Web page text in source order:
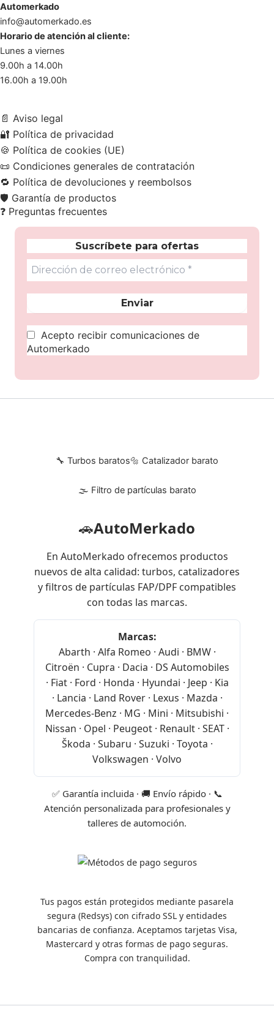
Automerkado
info@automerkado.es
Horario de atención al cliente:
Lunes a viernes
9.00h a 14.00h
16.00h a 19.00h
📄 Aviso legal
🔐 Política de privacidad
🍪 Política de cookies (UE)
📜 Condiciones generales de contratación
🔁 Política de devoluciones y reembolsos
🛡️ Garantía de productos
❓ Preguntas frecuentes
Suscríbete para ofertas
Acepto recibir comunicaciones de
Automerkado
🔧 Turbos baratos🔩 Catalizador barato
🌫 Filtro de partículas barato
🚗AutoMerkado
En AutoMerkado ofrecemos productos
nuevos de alta calidad: turbos, catalizadores
y filtros de partículas FAP/DPF compatibles
con todas las marcas.
Marcas:
Abarth · Alfa Romeo · Audi · BMW ·
Citroën · Cupra · Dacia · DS Automobiles
· Fiat · Ford · Honda · Hyundai · Jeep · Kia
· Lancia · Land Rover · Lexus · Mazda ·
Mercedes-Benz · MG · Mini · Mitsubishi ·
Nissan · Opel · Peugeot · Renault · SEAT ·
Škoda · Subaru · Suzuki · Toyota ·
Volkswagen · Volvo
✅ Garantía incluida · 🚚 Envío rápido · 📞
Atención personalizada para profesionales y
talleres de automoción.
Tus pagos están protegidos mediante pasarela
segura (Redsys) con cifrado SSL y entidades
bancarias de confianza. Aceptamos tarjetas Visa,
Mastercard y otras formas de pago seguras.
Compra con tranquilidad.